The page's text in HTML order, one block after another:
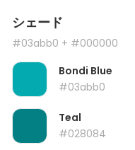
シェード
#03abb0 + #000000
Bondi Blue
#03abb0
Teal
#028084